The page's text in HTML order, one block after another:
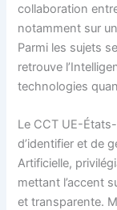
collaboration
notamment sur
Parmi les sujets
retrouve
technologies
Le CCT UE-
d’identifier et de
Artificielle,
mettant l’accent
et transparente.